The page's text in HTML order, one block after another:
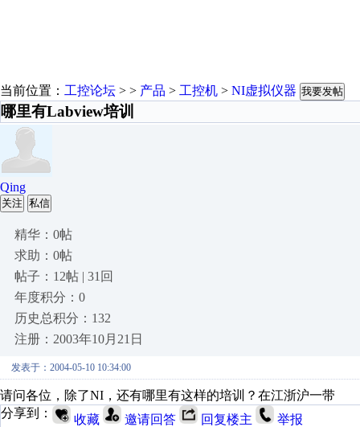
当前位置： 工控论坛 > > 产品 > 工控机 > NI虚拟仪器 我要发帖
哪里有Labview培训
Qing
关注 私信
精华：0帖
求助：0帖
帖子：12帖 | 31回
年度积分：0
历史总积分：132
注册：2003年10月21日
发表于：2004-05-10 10:34:00
请问各位，除了NI，还有哪里有这样的培训？在江浙沪一带
分享到：
收藏 邀请回答 回复楼主 举报